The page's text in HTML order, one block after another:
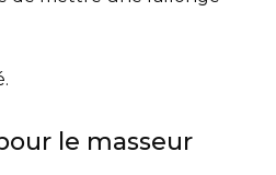
le masseur